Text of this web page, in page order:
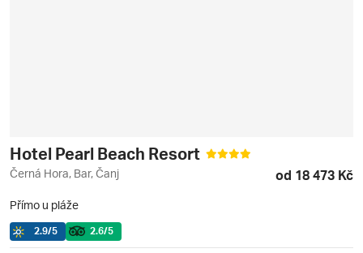
Hotel Pearl Beach Resort
Černá Hora, Bar, Čanj od 18 473 Kč
Přímo u pláže
2.9/5 2.6/5